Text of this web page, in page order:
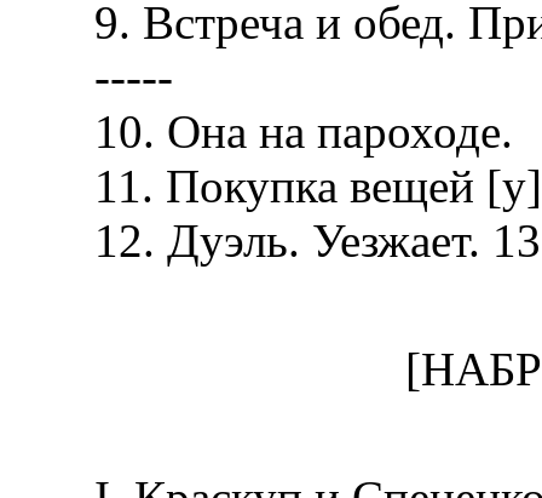
9. Встреча и обед.
-----
10. Она на пароходе.
11. Покупка вещей [у]
12. Дуэль. Уезжает.